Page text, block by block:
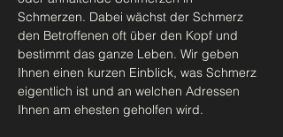
Schmerzen. Dabei wächst der Schmerz
den Betroffenen oft über den Kopf und
bestimmt das ganze Leben. Wir geben
Ihnen einen kurzen Einblick, was Schmerz
eigentlich ist und an welchen Adressen
Ihnen am ehesten geholfen wird.